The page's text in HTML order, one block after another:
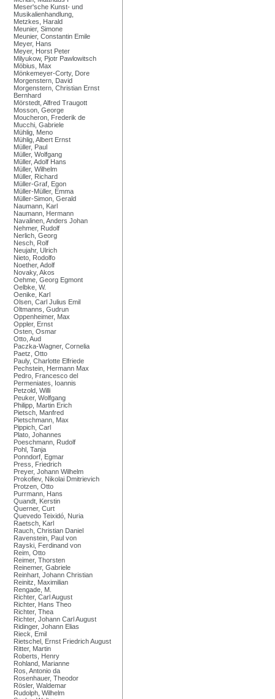
Meser'sche Kunst- und
Musikalienhandlung,
Metzkes, Harald
Meunier, Simone
Meunier, Constantin Emile
Meyer, Hans
Meyer, Horst Peter
Milyukow, Pjotr Pawlowitsch
Möbius, Max
Mönkemeyer-Corty, Dore
Morgenstern, David
Morgenstern, Christian Ernst
Bernhard
Mörstedt, Alfred Traugott
Mosson, George
Moucheron, Frederik de
Mucchi, Gabriele
Mühlig, Meno
Mühlig, Albert Ernst
Müller, Paul
Müller, Wolfgang
Müller, Adolf Hans
Müller, Wilhelm
Müller, Richard
Müller-Graf, Egon
Müller-Müller, Emma
Müller-Simon, Gerald
Naumann, Karl
Naumann, Hermann
Navalinen, Anders Johan
Nehmer, Rudolf
Nerlich, Georg
Nesch, Rolf
Neujahr, Ulrich
Nieto, Rodolfo
Noether, Adolf
Novaky, Akos
Oehme, Georg Egmont
Oelbke, W.
Oenike, Karl
Olsen, Carl Julius Emil
Oltmanns, Gudrun
Oppenheimer, Max
Oppler, Ernst
Osten, Osmar
Otto, Aud
Paczka-Wagner, Cornelia
Paetz, Otto
Pauly, Charlotte Elfriede
Pechstein, Hermann Max
Pedro, Francesco del
Permeniates, Ioannis
Petzold, Willi
Peuker, Wolfgang
Philipp, Martin Erich
Pietsch, Manfred
Pietschmann, Max
Pippich, Carl
Plato, Johannes
Poeschmann, Rudolf
Pohl, Tanja
Ponndorf, Egmar
Press, Friedrich
Preyer, Johann Wilhelm
Prokofiev, Nikolai Dmitrievich
Protzen, Otto
Purrmann, Hans
Quandt, Kerstin
Querner, Curt
Quevedo Teixidó, Nuria
Raetsch, Karl
Rauch, Christian Daniel
Ravenstein, Paul von
Rayski, Ferdinand von
Reim, Otto
Reimer, Thorsten
Reinemer, Gabriele
Reinhart, Johann Christian
Reinitz, Maximilian
Rengade, M.
Richter, Carl August
Richter, Hans Theo
Richter, Thea
Richter, Johann Carl August
Ridinger, Johann Elias
Rieck, Emil
Rietschel, Ernst Friedrich August
Ritter, Martin
Roberts, Henry
Rohland, Marianne
Ros, Antonio da
Rosenhauer, Theodor
Rösler, Waldemar
Rudolph, Wilhelm